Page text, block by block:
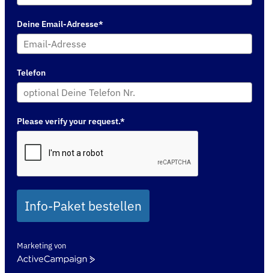
Deine Email-Adresse*
Telefon
Please verify your request.*
Info-Paket bestellen
Marketing von
ActiveCampaign